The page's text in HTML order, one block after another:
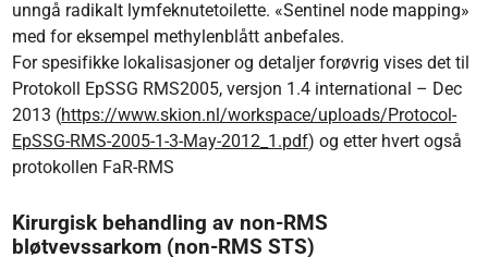
unngå radikalt lymfeknutetoilette. «Sentinel node mapping»
med for eksempel methylenblått anbefales.
For spesifikke lokalisasjoner og detaljer forøvrig vises det til
Protokoll EpSSG RMS2005, versjon 1.4 international – Dec
2013 (https://www.skion.nl/workspace/uploads/Protocol-
EpSSG-RMS-2005-1-3-May-2012_1.pdf) og etter hvert også
protokollen FaR-RMS
Kirurgisk behandling av non-RMS
bløtvevssarkom (non-RMS STS)